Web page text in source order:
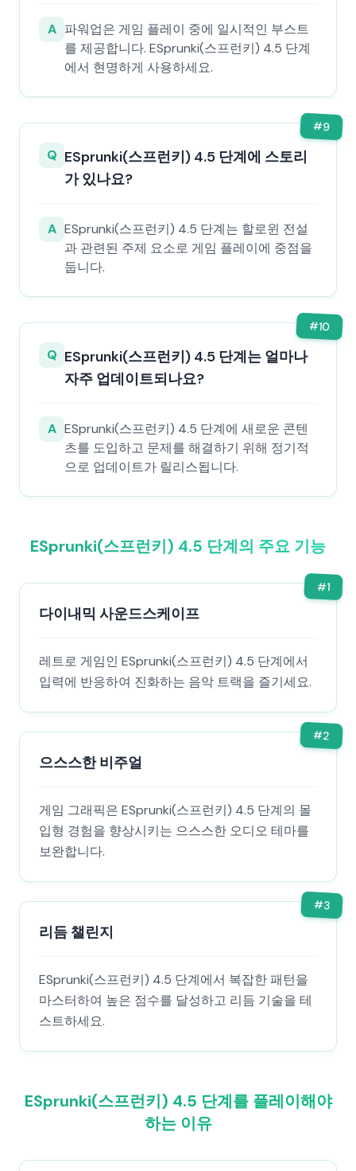
A 파워업은 게임 플레이 중에 일시적인 부스트
를 제공합니다. ESprunki(스프런키) 4.5 단계
에서 현명하게 사용하세요.
#9
Q ESprunki(스프런키) 4.5 단계에 스토리
가 있나요?
A ESprunki(스프런키) 4.5 단계는 할로윈 전설
과 관련된 주제 요소로 게임 플레이에 중점을
둡니다.
#10
Q ESprunki(스프런키) 4.5 단계는 얼마나
자주 업데이트되나요?
A ESprunki(스프런키) 4.5 단계에 새로운 콘텐
츠를 도입하고 문제를 해결하기 위해 정기적
으로 업데이트가 릴리스됩니다.
ESprunki(스프런키) 4.5 단계의 주요 기능
#1
다이내믹 사운드스케이프
레트로 게임인 ESprunki(스프런키) 4.5 단계에서
입력에 반응하여 진화하는 음악 트랙을 즐기세요.
#2
으스스한 비주얼
게임 그래픽은 ESprunki(스프런키) 4.5 단계의 몰
입형 경험을 향상시키는 으스스한 오디오 테마를
보완합니다.
#3
리듬 챌린지
ESprunki(스프런키) 4.5 단계에서 복잡한 패턴을
마스터하여 높은 점수를 달성하고 리듬 기술을 테
스트하세요.
ESprunki(스프런키) 4.5 단계를 플레이해야
하는 이유